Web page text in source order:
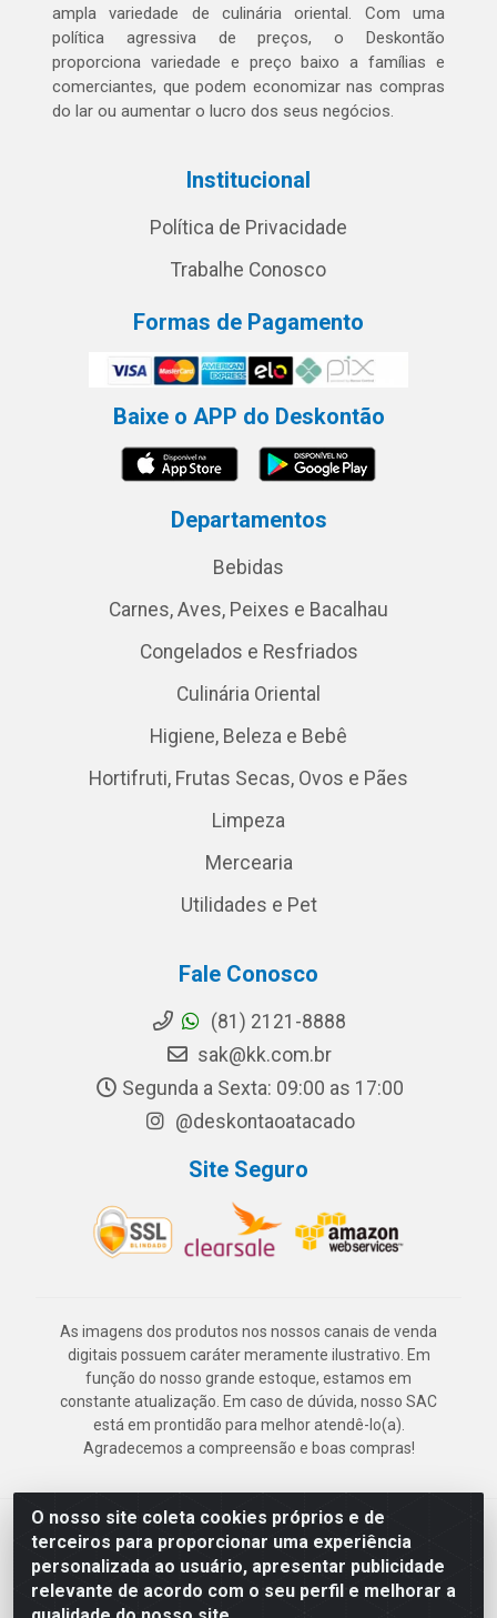
O nosso site coleta cookies próprios e de
terceiros para proporcionar uma experiência
personalizada ao usuário, apresentar publicidade
relevante de acordo com o seu perfil e melhorar a
ampla variedade de culinária oriental. Com uma
política agressiva de preços, o Deskontão
proporciona variedade e preço baixo a famílias e
comerciantes, que podem economizar nas compras
do lar ou aumentar o lucro dos seus negócios.
Institucional
Política de Privacidade
Trabalhe Conosco
Formas de Pagamento
Baixe o APP do Deskontão
Departamentos
Bebidas
Carnes, Aves, Peixes e Bacalhau
Congelados e Resfriados
Culinária Oriental
Higiene, Beleza e Bebê
Hortifruti, Frutas Secas, Ovos e Pães
Limpeza
Mercearia
Utilidades e Pet
Fale Conosco
(81) 2121-8888
sak@kk.com.br
Segunda a Sexta: 09:00 as 17:00
@deskontaoatacado
Site Seguro
As imagens dos produtos nos nossos canais de venda
digitais possuem caráter meramente ilustrativo. Em
função do nosso grande estoque, estamos em
constante atualização. Em caso de dúvida, nosso SAC
está em prontidão para melhor atendê-lo(a).
Agradecemos a compreensão e boas compras!
Deskontão Atacado - Av. Marechal Mascarenhas de Morais, 2471 -
Imbiribeira - Recife/PE - CEP 51.150-001 - CNPJ 24.150.377/0003-
57